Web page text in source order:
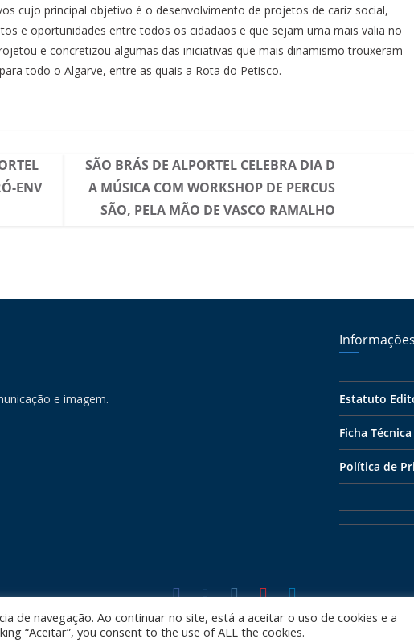
cujo principal objetivo é o desenvolvimento de projetos de cariz social,
e oportunidades entre todos os cidadãos e que sejam uma mais valia no
e concretizou algumas das iniciativas que mais dinamismo trouxeram
todo o Algarve, entre as quais a Rota do Petisco.
ENV
SÃO BRÁS DE ALPORTEL CELEBRA DIA D
A MÚSICA COM WORKSHOP DE PERCUS
SÃO, PELA MÃO DE VASCO RAMALHO
e imagem.
Informações
Estatuto
Ficha Técnica
Política de
Copyright © 2026Algarve 7. All rights reserved. Todos os direitos
de navegação. Ao continuar no site, está a aceitar o uso de cookies e a
“Aceitar”, you consent to the use of ALL the cookies.